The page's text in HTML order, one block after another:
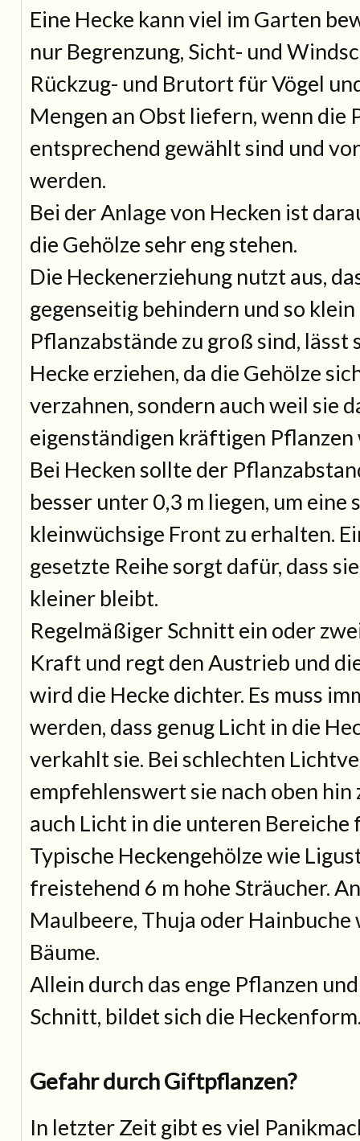
Eine Hecke kann viel im Garten
nur Begrenzung, Sicht- und
Rückzug- und Brutort für Vögel
Mengen an Obst liefern, wenn die
entsprechend gewählt sind und
werden.
Bei der Anlage von Hecken ist
die Gehölze sehr eng stehen.
Die Heckenerziehung nutzt aus,
gegenseitig behindern und so
Pflanzabstände zu groß sind, lässt
Hecke erziehen, da die Gehölze
verzahnen, sondern auch weil sie
eigenständigen kräftigen Pflanzen
Bei Hecken sollte der
besser unter 0,3 m liegen, um eine
kleinwüchsige Front zu erhalten.
gesetzte Reihe sorgt dafür, dass
kleiner bleibt.
Regelmäßiger Schnitt ein oder
Kraft und regt den Austrieb und
wird die Hecke dichter. Es muss
werden, dass genug Licht in die
verkahlt sie. Bei schlechten
empfehlenswert sie nach oben hin
auch Licht in die unteren Bereiche
Typische Heckengehölze wie
freistehend 6 m hohe Sträucher.
Maulbeere, Thuja oder
Bäume.
Allein durch das enge Pflanzen
Schnitt, bildet sich die
Gefahr durch Giftpflanzen?
In letzter Zeit gibt es viel